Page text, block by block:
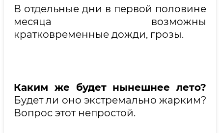
В отдельные дни в первой половине
месяца возможны
кратковременные дожди, грозы.
Каким же будет нынешнее лето?
Будет ли оно экстремально жарким?
Вопрос этот непростой.